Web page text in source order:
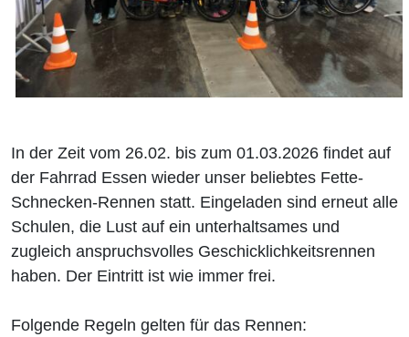
In der Zeit vom 26.02. bis zum 01.03.2026 findet auf
der Fahrrad Essen wieder unser beliebtes Fette-
Schnecken-Rennen statt. Eingeladen sind erneut alle
Schulen, die Lust auf ein unterhaltsames und
zugleich anspruchsvolles Geschicklichkeitsrennen
haben. Der Eintritt ist wie immer frei.
Folgende Regeln gelten für das Rennen: